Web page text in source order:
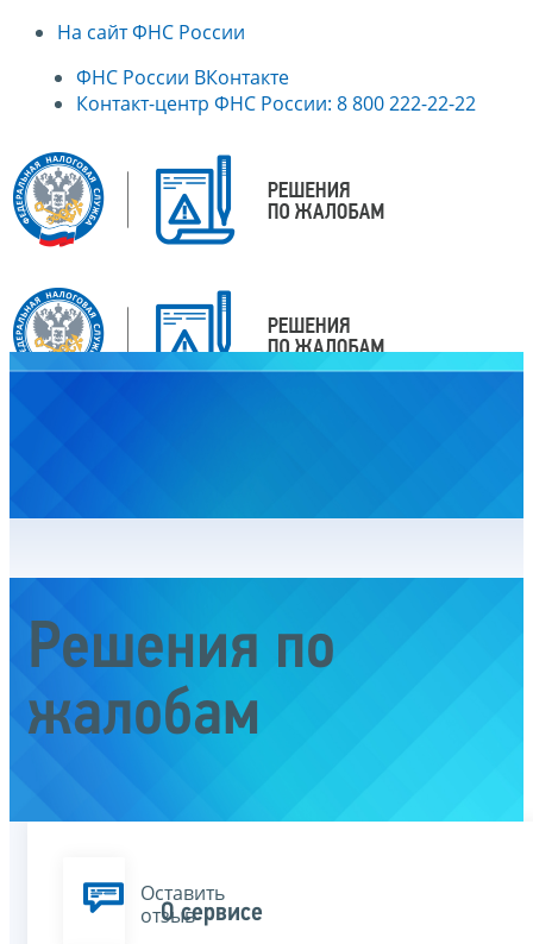
На сайт ФНС России
ФНС России ВКонтакте
Контакт-центр ФНС России: 8 800 222-22-22
Решения по
жалобам
Оставить
отзыв
О сервисе